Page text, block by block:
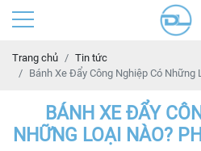
Trang chủ
Tin tức
Bánh Xe Đẩy Công Nghiệp Có Những
BÁNH XE ĐẨY
NHỮNG LOẠI NÀO?